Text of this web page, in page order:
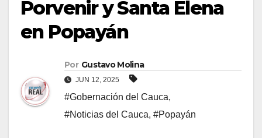
Porvenir y Santa Elena
en Popayán
Por Gustavo Molina
JUN 12, 2025
#Gobernación del Cauca,
#Noticias del Cauca, #Popayán